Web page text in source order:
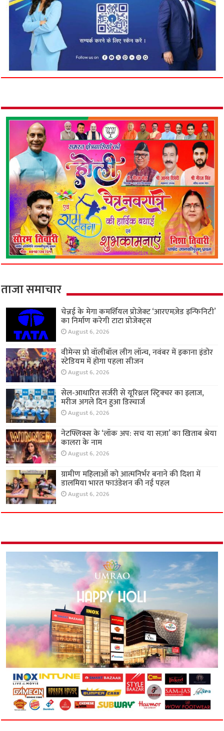
ताजा समाचार
चेन्नई के मेगा कमर्शियल प्रोजेक्ट ‘आरएमज़ेड इन्फिनिटी’
का निर्माण करेगी टाटा प्रोजेक्ट्स
August 6, 2026
वीमेन्स प्रो वॉलीबॉल लीग लॉन्च, नवंबर में इकाना इंडोर
स्टेडियम में होगा पहला सीजन
August 6, 2026
सेल-आधारित सर्जरी से यूरिथ्रल स्ट्रिक्चर का इलाज,
मरीज अगले दिन हुआ डिस्चार्ज
August 6, 2026
नेटफ्लिक्स के ‘लॉक अप: सच या सज़ा’ का खिताब श्रेया
कालरा के नाम
August 6, 2026
ग्रामीण महिलाओं को आत्मनिर्भर बनाने की दिशा में
डालमिया भारत फाउंडेशन की नई पहल
August 6, 2026